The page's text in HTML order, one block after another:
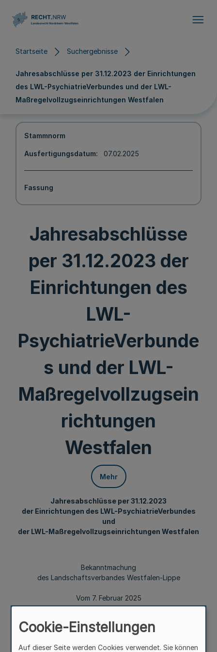
Startseite Suchergebnisse
Jahresabschlüsse per 31.12.2023 der Einrichtungen
des LWL-PsychiatrieVerbundes und der LWL-
Maßregelvollzugseinrichtungen Westfalen
Stammnorm
Ausfertigungsdatum 07.02.2025
Fassung
Jahresabschlüsse
per 31.12.2023 der
Einrichtungen des
LWL-
PsychiatrieVerbunde
s und der LWL-
Maßregelvollzugsein
richtungen
Westfalen
Mehr
Jahresabschlüsse per 31.12.2023
der Einrichtungen des LWL-PsychiatrieVerbundes
und
der LWL-Maßregelvollzugseinrichtungen Westfalen
Bekanntmachung
des Landschaftsverbandes Westfalen-Lippe
Vom 7. Februar 2025
Die Jahresabschlüsse per 31.12.2023 der Einrichtungen des
LWL-PsychiatrieVerbundes und der LWL-
Cookie-Einstellungen
Auf dieser Seite werden Cookies verwendet. Sie können